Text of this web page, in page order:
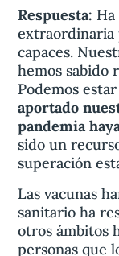
Respuesta:
extraordinaria
capaces.
hemos sabido
Podemos
aportado
pandemia
sido un
superación
Las vacunas
sanitario ha
otros ámbitos
personas que